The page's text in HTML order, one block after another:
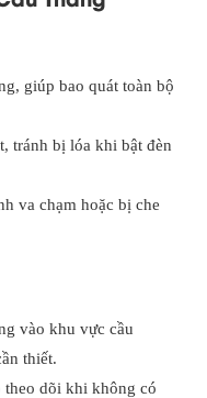
giúp bao quát toàn bộ
tránh bị lóa khi bật đèn
va chạm hoặc bị che
vào khu vực cầu
thiết.
theo dõi khi không có